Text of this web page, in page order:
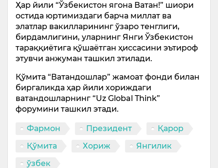
Ҳар йили “Ўзбекистон ягона Ватан!” шиори
остида юртимиздаги барча миллат ва
элатлар вакилларининг ўзаро тенглиги,
бирдамлигини, уларнинг Янги Ўзбекистон
тараққиётига қўшаётган ҳиссасини эътироф
этувчи анжуман ташкил этилади.
Қўмита “Ватандошлар” жамоат фонди билан
биргаликда ҳар йили хориждаги
ватандошларнинг “Uz Global Think”
форумини ташкил этади.
Фармон Президент
Қарор
Қўмита
Хориж
Янгилик
ўзбек